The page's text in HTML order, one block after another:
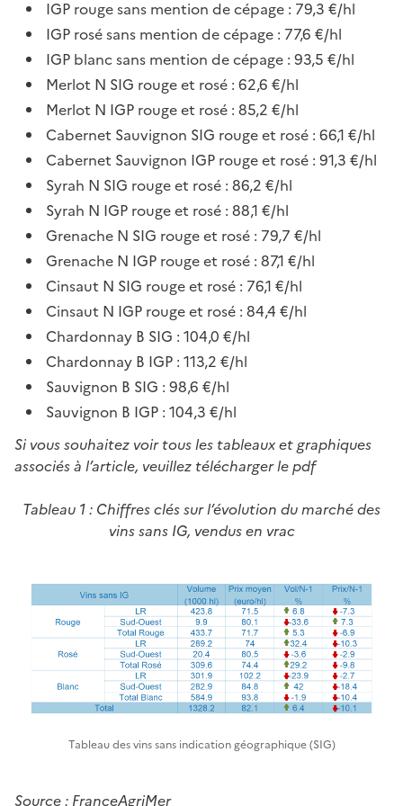
IGP rouge sans mention de cépage : 79,3 €/hl
IGP rosé sans mention de cépage : 77,6 €/hl
IGP blanc sans mention de cépage : 93,5 €/hl
Merlot N SIG rouge et rosé : 62,6 €/hl
Merlot N IGP rouge et rosé : 85,2 €/hl
Cabernet Sauvignon SIG rouge et rosé : 66,1 €/hl
Cabernet Sauvignon IGP rouge et rosé : 91,3 €/hl
Syrah N SIG rouge et rosé : 86,2 €/hl
Syrah N IGP rouge et rosé : 88,1 €/hl
Grenache N SIG rouge et rosé : 79,7 €/hl
Grenache N IGP rouge et rosé : 87,1 €/hl
Cinsaut N SIG rouge et rosé : 76,1 €/hl
Cinsaut N IGP rouge et rosé : 84,4 €/hl
Chardonnay B SIG : 104,0 €/hl
Chardonnay B IGP : 113,2 €/hl
Sauvignon B SIG : 98,6 €/hl
Sauvignon B IGP : 104,3 €/hl
Si vous souhaitez voir tous les tableaux et graphiques
associés à l’article, veuillez télécharger le pdf
Tableau 1 : Chiffres clés sur l’évolution du marché des
vins sans IG, vendus en vrac
Tableau des vins sans indication géographique (SIG)
Source : FranceAgriMer